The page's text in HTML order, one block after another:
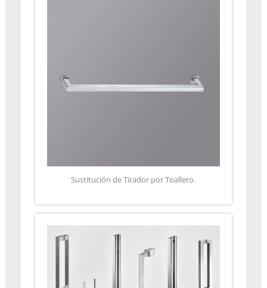
Sustitución de Tirador por Toallero.